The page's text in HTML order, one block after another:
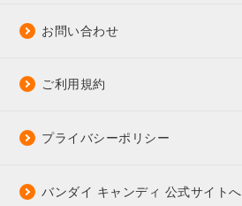
お問い合わせ
ご利用規約
プライバシーポリシー
バンダイ キャンディ 公式サイトへ